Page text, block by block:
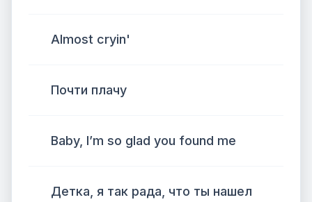
Almost cryin'
Почти плачу
Baby, I’m so glad you found me
Детка, я так рада, что ты нашел